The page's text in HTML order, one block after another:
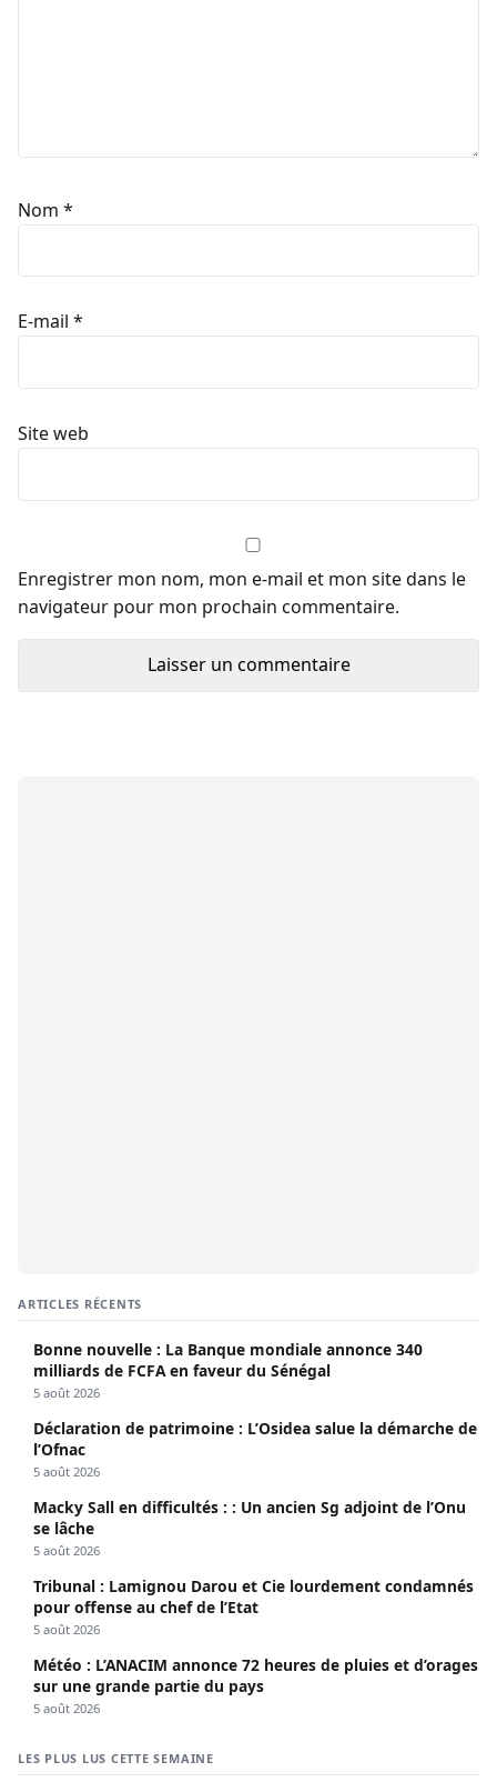
Nom *
E-mail *
Site web
Enregistrer mon nom, mon e-mail et mon site dans le
navigateur pour mon prochain commentaire.
ARTICLES RÉCENTS
Bonne nouvelle : La Banque mondiale annonce 340
milliards de FCFA en faveur du Sénégal
5 août 2026
Déclaration de patrimoine : L’Osidea salue la démarche de
l’Ofnac
5 août 2026
Macky Sall en difficultés : : Un ancien Sg adjoint de l’Onu
se lâche
5 août 2026
Tribunal : Lamignou Darou et Cie lourdement condamnés
pour offense au chef de l’Etat
5 août 2026
Météo : L’ANACIM annonce 72 heures de pluies et d’orages
sur une grande partie du pays
5 août 2026
LES PLUS LUS CETTE SEMAINE